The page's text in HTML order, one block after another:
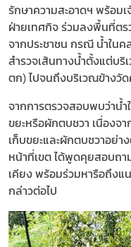
รักษาความสะอาดฯ พร้อม
ฝ่ายเทศกิจ ร่วมลงพื้นที่ตร
จากประชาชน กรณี น้ำในค
สำรวจเส้นทางน้ำตั้งแต่บ
ตก) ไปจนถึงบริเวณข้างวั
จากการตรวจสอบพบว่าน้
ขยะหรือผักตบชวา เนื่องจ
เก็บขยะและผักตบชวาอย่า
หน้าที่เขต ได้พูดคุยสอบถ
เคียง พร้อมร่วมหารือถึงแ
กล่าวต่อไป